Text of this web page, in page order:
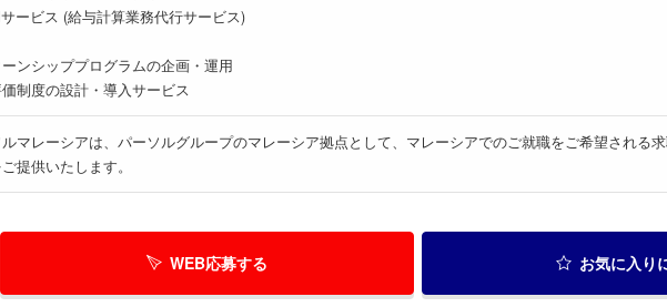
ービス (給与計算業務代行サービス)
ンシッププログラムの企画・運用
制度の設計・導入サービス
マレーシアは、パーソルグループのマレーシア拠点として、マレーシアでのご就職をご希望される
提供いたします。
WEB応募する お気に入り